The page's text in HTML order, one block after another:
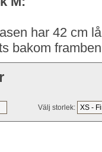
har 42 cm
bakom
Välj storlek: